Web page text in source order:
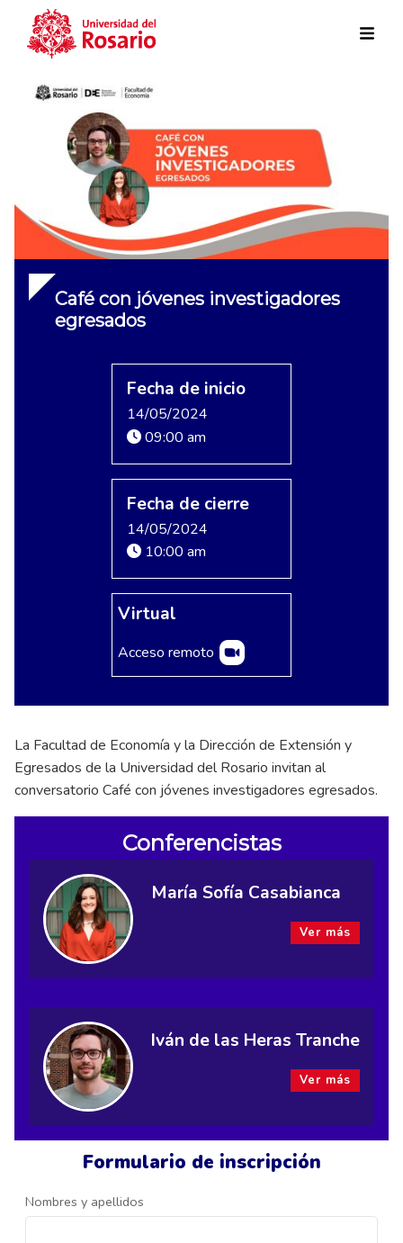
Skip to main content
Formulario de inscripción
Nombres y apellidos
Café con jóvenes investigadores
egresados
Fecha de inicio
14/05/2024
09:00 am
Fecha de cierre
14/05/2024
10:00 am
Virtual
Acceso remoto
La Facultad de Economía y la Dirección de Extensión y
Egresados de la Universidad del Rosario invitan al
conversatorio Café con jóvenes investigadores egresados.
Conferencistas
María Sofía Casabianca
Ver más
Iván de las Heras Tranche
Ver más